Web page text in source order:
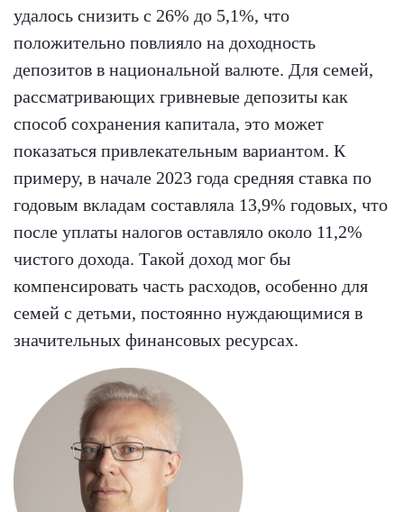
удалось снизить с 26% до 5,1%, что
положительно повлияло на доходность
депозитов в национальной валюте. Для семей,
рассматривающих гривневые депозиты как
способ сохранения капитала, это может
показаться привлекательным вариантом. К
примеру, в начале 2023 года средняя ставка по
годовым вкладам составляла 13,9% годовых, что
после уплаты налогов оставляло около 11,2%
чистого дохода. Такой доход мог бы
компенсировать часть расходов, особенно для
семей с детьми, постоянно нуждающимися в
значительных финансовых ресурсах.